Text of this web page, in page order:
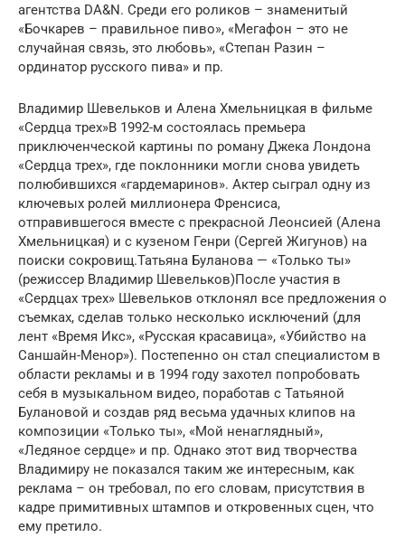
агентства DA&N. Среди его роликов – знаменитый
«Бочкарев – правильное пиво», «Мегафон – это не
случайная связь, это любовь», «Степан Разин –
ординатор русского пива» и пр.
Владимир Шевельков и Алена Хмельницкая в фильме
«Сердца трех»В 1992-м состоялась премьера
приключенческой картины по роману Джека Лондона
«Сердца трех», где поклонники могли снова увидеть
полюбившихся «гардемаринов». Актер сыграл одну из
ключевых ролей миллионера Френсиса,
отправившегося вместе с прекрасной Леонсией (Алена
Хмельницкая) и с кузеном Генри (Сергей Жигунов) на
поиски сокровищ.Татьяна Буланова — «Только ты»
(режиссер Владимир Шевельков)После участия в
«Сердцах трех» Шевельков отклонял все предложения о
съемках, сделав только несколько исключений (для
лент «Время Икс», «Русская красавица», «Убийство на
Саншайн-Менор»). Постепенно он стал специалистом в
области рекламы и в 1994 году захотел попробовать
себя в музыкальном видео, поработав с Татьяной
Булановой и создав ряд весьма удачных клипов на
композиции «Только ты», «Мой ненаглядный»,
«Ледяное сердце» и пр. Однако этот вид творчества
Владимиру не показался таким же интересным, как
реклама – он требовал, по его словам, присутствия в
кадре примитивных штампов и откровенных сцен, что
ему претило.